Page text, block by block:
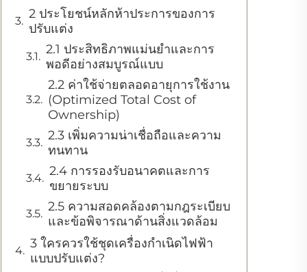
2 ประโยชน์หลักห้าประการของการ
ปรับแต่ง
2.1 ประสิทธิภาพแม่นยำและการ
พอดีอย่างสมบูรณ์แบบ
2.2 ค่าใช้จ่ายตลอดอายุการใช้งาน
(Optimized Total Cost of
Ownership)
2.3 เพิ่มความน่าเชื่อถือและความ
ทนทาน
2.4 การรองรับอนาคตและการ
ขยายระบบ
2.5 ความสอดคล้องตามกฎระเบียบ
และข้อพิจารณาด้านสิ่งแวดล้อม
3 ใครควรใช้ชุดเครื่องกำเนิดไฟฟ้า
แบบปรับแต่ง?